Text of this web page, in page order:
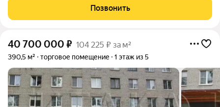
город Никольское, площадьюкв. м, категория земель: земли
населенных пунктов, виды разрешенного
Позвонить
40 700 000 ₽ 104 225 ₽ за м²
390,5 м² торговое помещение 1 этаж из 5